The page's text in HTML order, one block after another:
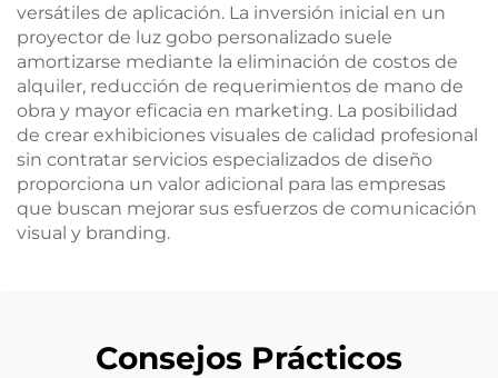
versátiles de aplicación. La inversión inicial en un
proyector de luz gobo personalizado suele
amortizarse mediante la eliminación de costos de
alquiler, reducción de requerimientos de mano de
obra y mayor eficacia en marketing. La posibilidad
de crear exhibiciones visuales de calidad profesional
sin contratar servicios especializados de diseño
proporciona un valor adicional para las empresas
que buscan mejorar sus esfuerzos de comunicación
visual y branding.
Consejos Prácticos